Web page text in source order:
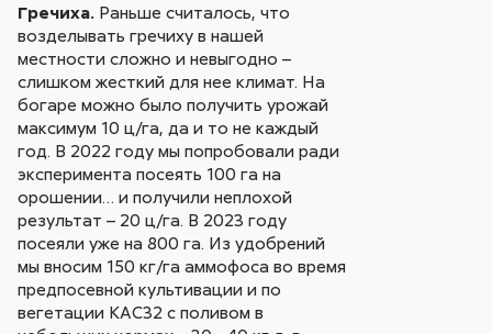
Гречиха. Раньше считалось, что
возделывать гречиху в нашей
местности сложно и невыгодно –
слишком жесткий для нее климат. На
богаре можно было получить урожай
максимум 10 ц/га, да и то не каждый
год. В 2022 году мы попробовали ради
эксперимента посеять 100 га на
орошении… и получили неплохой
результат – 20 ц/га. В 2023 году
посеяли уже на 800 га. Из удобрений
мы вносим 150 кг/га аммофоса во время
предпосевной культивации и по
вегетации КАС32 с поливом в